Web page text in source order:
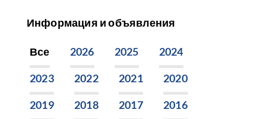
Информация и объявления
Все 2026 2025 2024
2023 2022 2021 2020
2019 2018 2017 2016